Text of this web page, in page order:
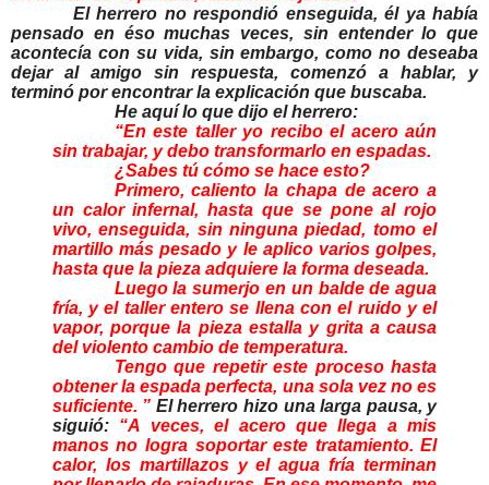
El herrero no respondió enseguida, él ya había
pensado en éso muchas veces, sin entender lo que
acontecía con su vida, sin embargo, como no deseaba
dejar al amigo sin respuesta, comenzó a hablar, y
terminó por encontrar la explicación que buscaba.
He aquí lo que dijo el herrero:
“En este taller yo recibo el acero aún
sin trabajar, y debo transformarlo en espadas.
¿Sabes tú cómo se hace esto?
Primero, caliento la chapa de acero a
un calor infernal, hasta que se pone al rojo
vivo, enseguida, sin ninguna piedad, tomo el
martillo más pesado y le aplico varios golpes,
hasta que la pieza adquiere la forma deseada.
Luego la sumerjo en un balde de agua
fría, y el taller entero se llena con el ruido y el
vapor, porque la pieza estalla y grita a causa
del violento cambio de temperatura.
Tengo que repetir este proceso hasta
obtener la espada perfecta, una sola vez no es
suficiente. ” El herrero hizo una larga pausa, y
siguió: “A veces, el acero que llega a mis
manos no logra soportar este tratamiento. El
calor, los martillazos y el agua fría terminan